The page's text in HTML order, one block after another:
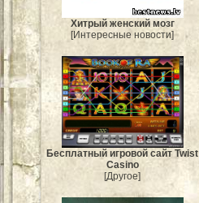
Хитрый женский мозг
[Интересные новости]
Бесплатный игровой сайт Twist
Casino
[Другое]